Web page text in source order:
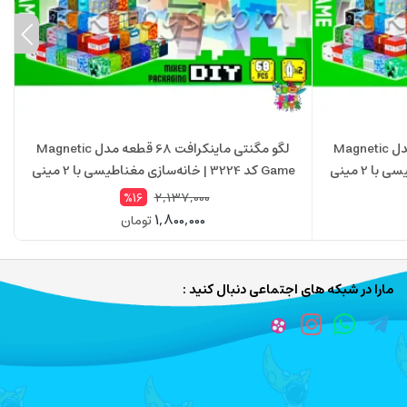
لگو مگنتی ماینکرافت 88 قطعه مدل Magnetic
Game کد 3222 | خانه‌سازی مغناطیسی با 2 مینی
لگو مگنتی ماینکرافت 68 قطعه مدل Magnetic
Game کد 3224 | خانه‌سازی مغناطیسی با 2 مینی
فیگور
2,137,000
%16
1,800,000تومان
مارا در شبکه های اجتماعی دنبال کنید :